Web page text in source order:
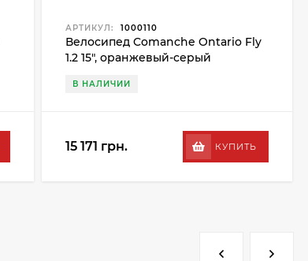
АРТИКУЛ: 1000110
Велосипед Comanche Ontario Fly
1.2 15", оранжевый-серый
В НАЛИЧИИ
15 171 грн. КУПИТЬ